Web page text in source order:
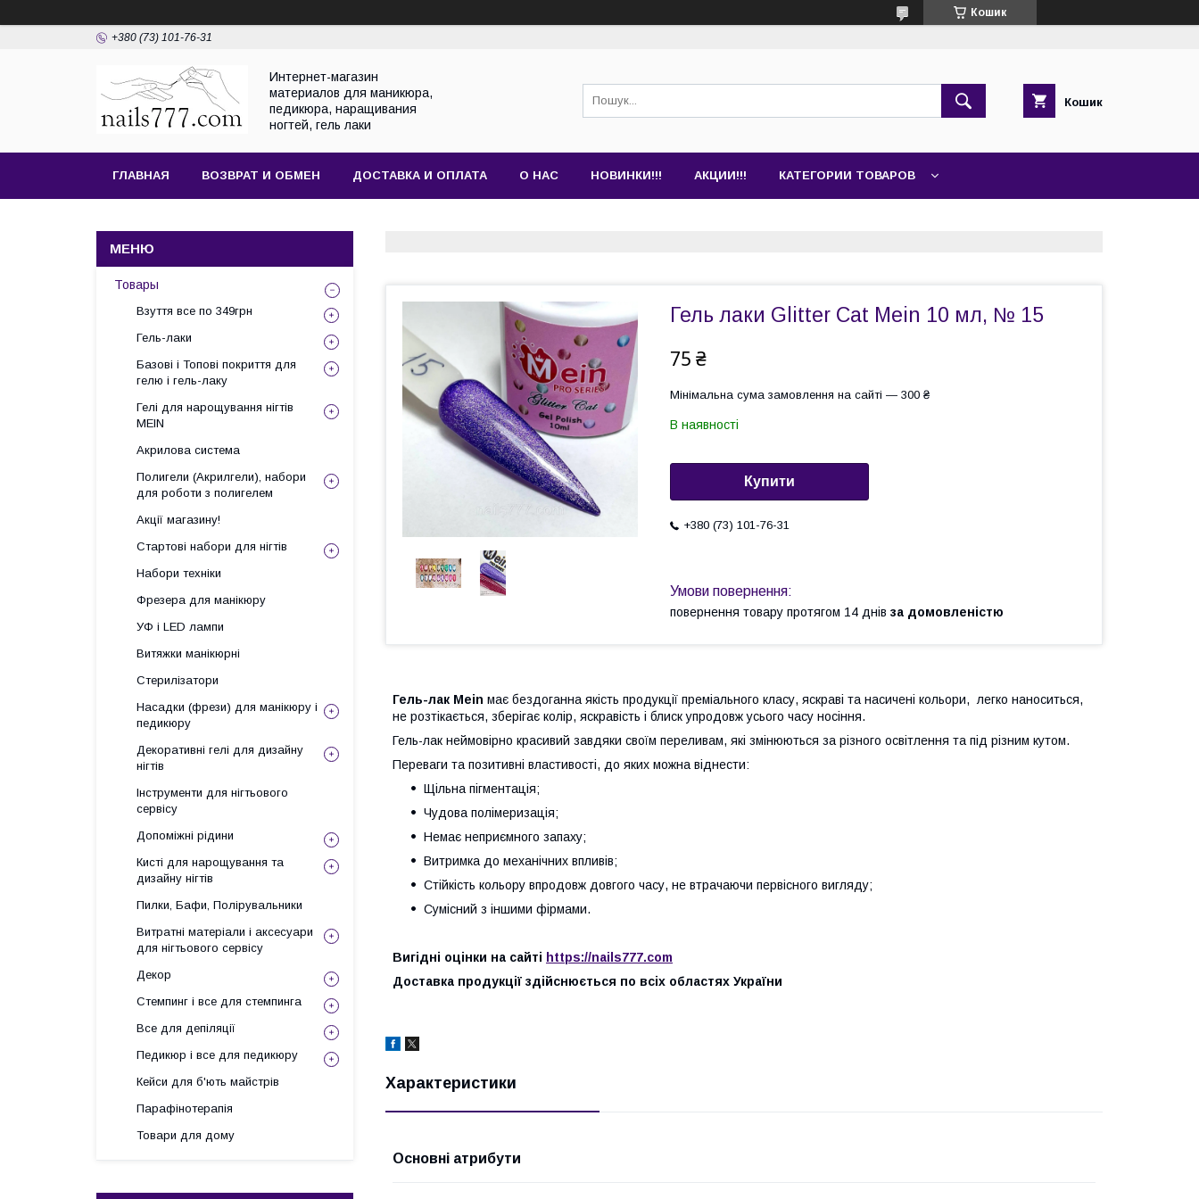
Кошик
+380 (73) 101-76-31
Интернет-магазин
материалов для маникюра,
педикюра, наращивания
ногтей, гель лаки
Кошик
ГЛАВНАЯ ВОЗВРАТ И ОБМЕН ДОСТАВКА И ОПЛАТА О НАС НОВИНКИ!!! АКЦИИ!!! КАТЕГОРИИ ТОВАРОВ
Гель лаки Glitter Cat Mein 10 мл, № 15
75 ₴
Мінімальна сума замовлення на сайті — 300 ₴
В наявності
Купити
+380 (73) 101-76-31
повернення товару протягом 14 днів за домовленістю
Гель-лак Mein має бездоганна якість продукції преміального класу, яскраві та насичені кольори, легко наноситься,
не розтікається, зберігає колір, яскравість і блиск упродовж усього часу носіння.
Гель-лак неймовірно красивий завдяки своїм переливам, які змінюються за різного освітлення та під різним кутом.
Переваги та позитивні властивості, до яких можна віднести:
Щільна пігментація;
Чудова полімеризація;
Немає неприємного запаху;
Витримка до механічних впливів;
Стійкість кольору впродовж довгого часу, не втрачаючи первісного вигляду;
Сумісний з іншими фірмами.
Вигідні оцінки на сайті https://nails777.com
Доставка продукції здійснюється по всіх областях України
Характеристики
Основні атрибути
Товары
Взуття все по 349грн
Гель-лаки
Базові і Топові покриття для
гелю і гель-лаку
Гелі для нарощування нігтів
MEIN
Акрилова система
Полигели (Акрилгели), набори
для роботи з полигелем
Акції магазину!
Стартові набори для нігтів
Набори техніки
Фрезера для манікюру
УФ і LED лампи
Витяжки манікюрні
Стерилізатори
Насадки (фрези) для манікюру і
педикюру
Декоративні гелі для дизайну
нігтів
Інструменти для нігтьового
сервісу
Допоміжні рідини
Кисті для нарощування та
дизайну нігтів
Пилки, Бафи, Полірувальники
Витратні матеріали і аксесуари
для нігтьового сервісу
Декор
Стемпинг і все для стемпинга
Все для депіляції
Педикюр і все для педикюру
Кейси для б'ють майстрів
Парафінотерапія
Товари для дому